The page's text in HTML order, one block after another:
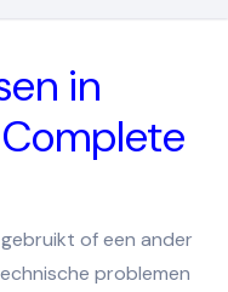
in
gebruikt of een ander
problemen